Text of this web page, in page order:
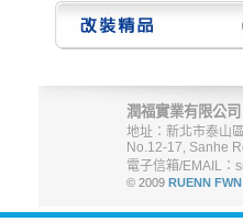
潤福實業有限公司
地址：新北市泰山
No.12-17, Sanhe
電子信箱/EMAIL
© 2009 RUENN FWN